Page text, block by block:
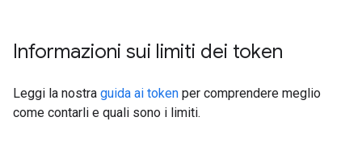
Informazioni sui limiti dei token
Leggi la nostra guida ai token per comprendere meglio
come contarli e quali sono i limiti.